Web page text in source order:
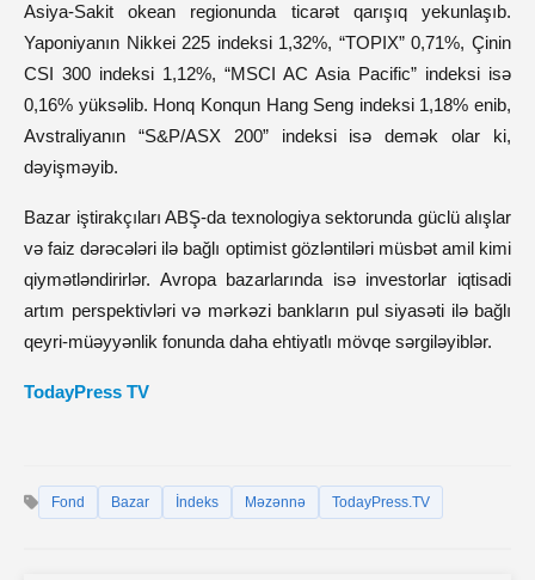
Asiya-Sakit okean regionunda ticarət qarışıq yekunlaşıb.
Yaponiyanın Nikkei 225 indeksi 1,32%, “TOPIX” 0,71%, Çinin
CSI 300 indeksi 1,12%, “MSCI AC Asia Pacific” indeksi isə
0,16% yüksəlib. Honq Konqun Hang Seng indeksi 1,18% enib,
Avstraliyanın “S&P/ASX 200” indeksi isə demək olar ki,
dəyişməyib.
Bazar iştirakçıları ABŞ-da texnologiya sektorunda güclü alışlar
və faiz dərəcələri ilə bağlı optimist gözləntiləri müsbət amil kimi
qiymətləndirirlər. Avropa bazarlarında isə investorlar iqtisadi
artım perspektivləri və mərkəzi bankların pul siyasəti ilə bağlı
qeyri-müəyyənlik fonunda daha ehtiyatlı mövqe sərgiləyiblər.
TodayPress TV
Fond Bazar İndeks Məzənnə TodayPress.TV